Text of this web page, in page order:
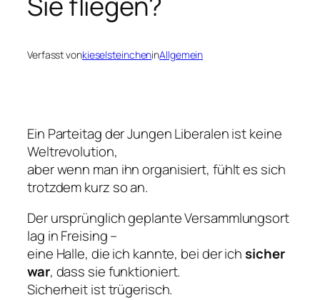
Verfasst vonkieselsteincheninAllgemein
Ein Parteitag der Jungen Liberalen ist keine
Weltrevolution,
aber wenn man ihn organisiert, fühlt es sich
trotzdem kurz so an.
Der ursprünglich geplante Versammlungsort
lag in Freising –
eine Halle, die ich kannte, bei der ichsicher
war, dass sie funktioniert.
Sicherheit ist trügerisch.